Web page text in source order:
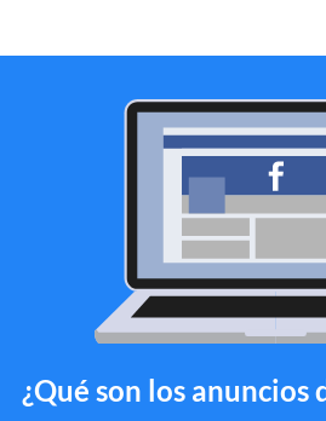
¿Qué son los anuncios